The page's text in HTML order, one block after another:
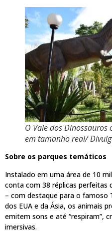
O Vale dos
em tamanho real/
Sobre os parques temáticos
Instalado em uma área de 10
conta com 38 réplicas perfeitas
– com destaque para o famoso
dos EUA e da Ásia, os animais
emitem sons e até “respiram”,
imersivas.